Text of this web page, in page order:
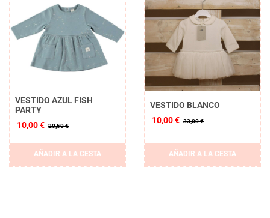
VESTIDO AZUL FISH
PARTY
10,00 € 20,50 €
AÑADIR A LA CESTA
VESTIDO BLANCO
10,00 € 33,00 €
AÑADIR A LA CESTA